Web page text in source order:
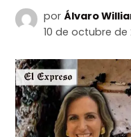
por Álvaro
10 de octubre de